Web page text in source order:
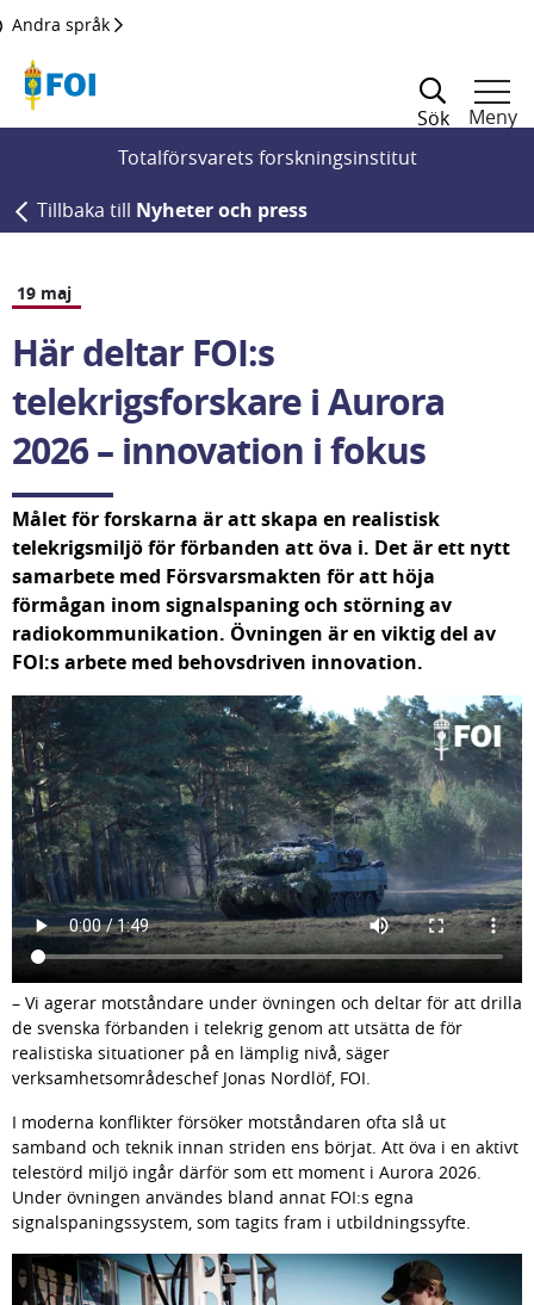
Till innehållet
Andra språk
Sök
Meny
Totalförsvarets forskningsinstitut
Tillbaka till Nyheter och press
19 maj
Här deltar FOI:s
telekrigsforskare i Aurora
2026 – innovation i fokus
Målet för forskarna är att skapa en realistisk
telekrigsmiljö för förbanden att öva i. Det är ett nytt
samarbete med Försvarsmakten för att höja
förmågan inom signalspaning och störning av
radiokommunikation. Övningen är en viktig del av
FOI:s arbete med behovsdriven innovation.
– Vi agerar motståndare under övningen och deltar för att drilla
de svenska förbanden i telekrig genom att utsätta de för
realistiska situationer på en lämplig nivå, säger
verksamhetsområdeschef Jonas Nordlöf, FOI.
I moderna konflikter försöker motståndaren ofta slå ut
samband och teknik innan striden ens börjat. Att öva i en aktivt
telestörd miljö ingår därför som ett moment i Aurora 2026.
Under övningen användes bland annat FOI:s egna
signalspaningssystem, som tagits fram i utbildningssyfte.